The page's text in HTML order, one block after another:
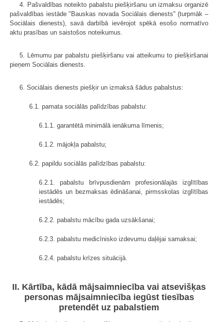
4. Pašvaldības noteikto pabalstu piešķiršanu un izmaksu organizē
pašvaldības iestāde "Bauskas novada Sociālais dienests" (turpmāk –
Sociālais dienests), savā darbībā ievērojot spēkā esošo normatīvo
aktu prasības un saistošos noteikumus.
5. Lēmumu par pabalstu piešķiršanu vai atteikumu to piešķiršanai
pieņem Sociālais dienests.
6. Sociālais dienests piešķir un izmaksā šādus pabalstus:
6.1. pamata sociālās palīdzības pabalstu:
6.1.1. garantētā minimālā ienākuma līmenis;
6.1.2. mājokļa pabalstu;
6.2. papildu sociālās palīdzības pabalstu:
6.2.1. pabalstu brīvpusdienām profesionālajās izglītības
iestādēs un bezmaksas ēdināšanai, pirmsskolas izglītības
iestādēs;
6.2.2. pabalstu mācību gada uzsākšanai;
6.2.3. pabalstu medicīnisko izdevumu daļējai samaksai;
6.2.4. pabalstu krīzes situācijā.
II. Kārtība, kādā mājsaimniecība vai atsevišķas
personas mājsaimniecība iegūst tiesības
pretendēt uz pabalstiem